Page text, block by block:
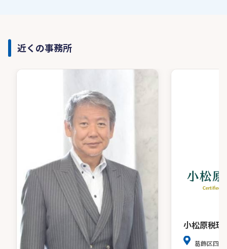
近くの事務所
小松原税理
葛飾区四つ